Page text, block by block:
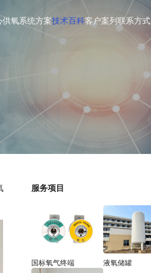
供氧系统方案技术百科客户案列联系方式
服务项目
国标氧气终端 液氧储罐